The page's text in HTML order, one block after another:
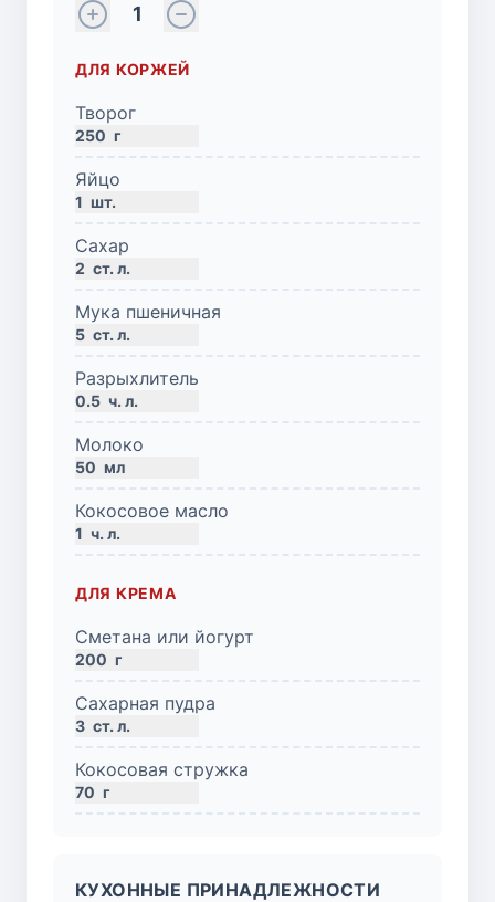
1
ДЛЯ КОРЖЕЙ
Творог
250 г
Яйцо
1 шт.
Сахар
2 ст. л.
Мука пшеничная
5 ст. л.
Разрыхлитель
0.5 ч. л.
Молоко
50 мл
Кокосовое масло
1 ч. л.
ДЛЯ КРЕМА
Сметана или йогурт
200 г
Сахарная пудра
3 ст. л.
Кокосовая стружка
70 г
КУХОННЫЕ ПРИНАДЛЕЖНОСТИ